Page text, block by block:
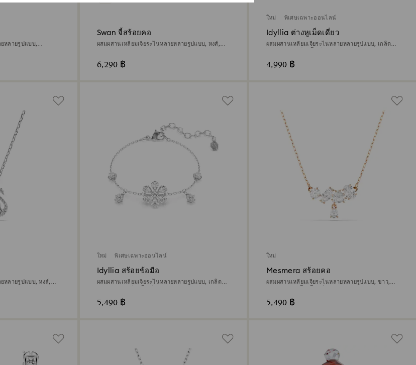
หลายรูปแบบ,
Swan จี้สร้อยคอ
ผสมผสานเหลี่ยมเจียระไนหลายหลายรูปแบบ, หงส์,
6,290 ฿
ใหม่ พิเศษเฉพาะออนไลน์
Idyllia ต่างหูเม็ดเดี่ยว
ผสมผสานเหลี่ยมเจียระไนหลายหลายรูปแบบ, เกล็ด
4,990 ฿
หลายรูปแบบ, หงส์,
ใหม่ พิเศษเฉพาะออนไลน์
Idyllia สร้อยข้อมือ
ผสมผสานเหลี่ยมเจียระไนหลายหลายรูปแบบ, เกล็ด
5,490 ฿
ใหม่
Mesmera สร้อยคอ
ผสมผสานเหลี่ยมเจียระไนหลายหลายรูปแบบ, ขาว,
5,490 ฿